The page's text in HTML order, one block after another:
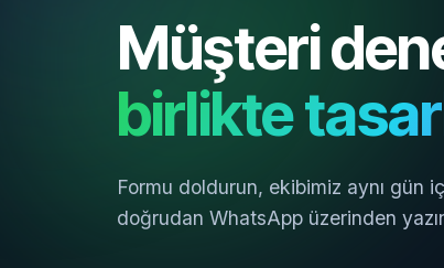
Müşteri
birlikte
Formu doldurun, ekibimiz aynı gün
doğrudan WhatsApp üzerinden